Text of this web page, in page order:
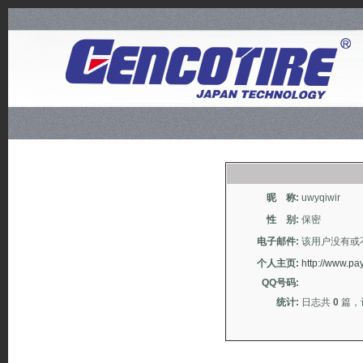
昵 称: uwyqiwir
性 别: 保密
电子邮件: 该用户没有或
个人主页: http://
QQ号码:
统计: 日志共 0 篇